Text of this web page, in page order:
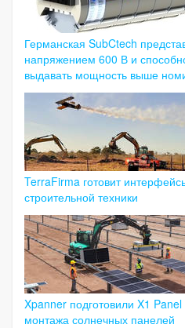
Германская SubCtech
напряжением 600 В и
выдавать мощность выше
TerraFirma готовит
строительной техники
Xpanner подготовили X1
монтажа солнечных панелей